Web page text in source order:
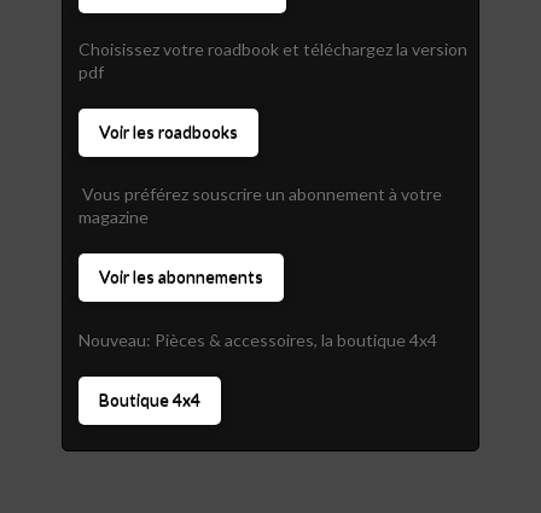
Choisissez votre roadbook et téléchargez la version
pdf
Voir les roadbooks
Vous préférez souscrire un abonnement à votre
magazine
Voir les abonnements
Nouveau: Pièces & accessoires, la boutique 4x4
Boutique 4x4